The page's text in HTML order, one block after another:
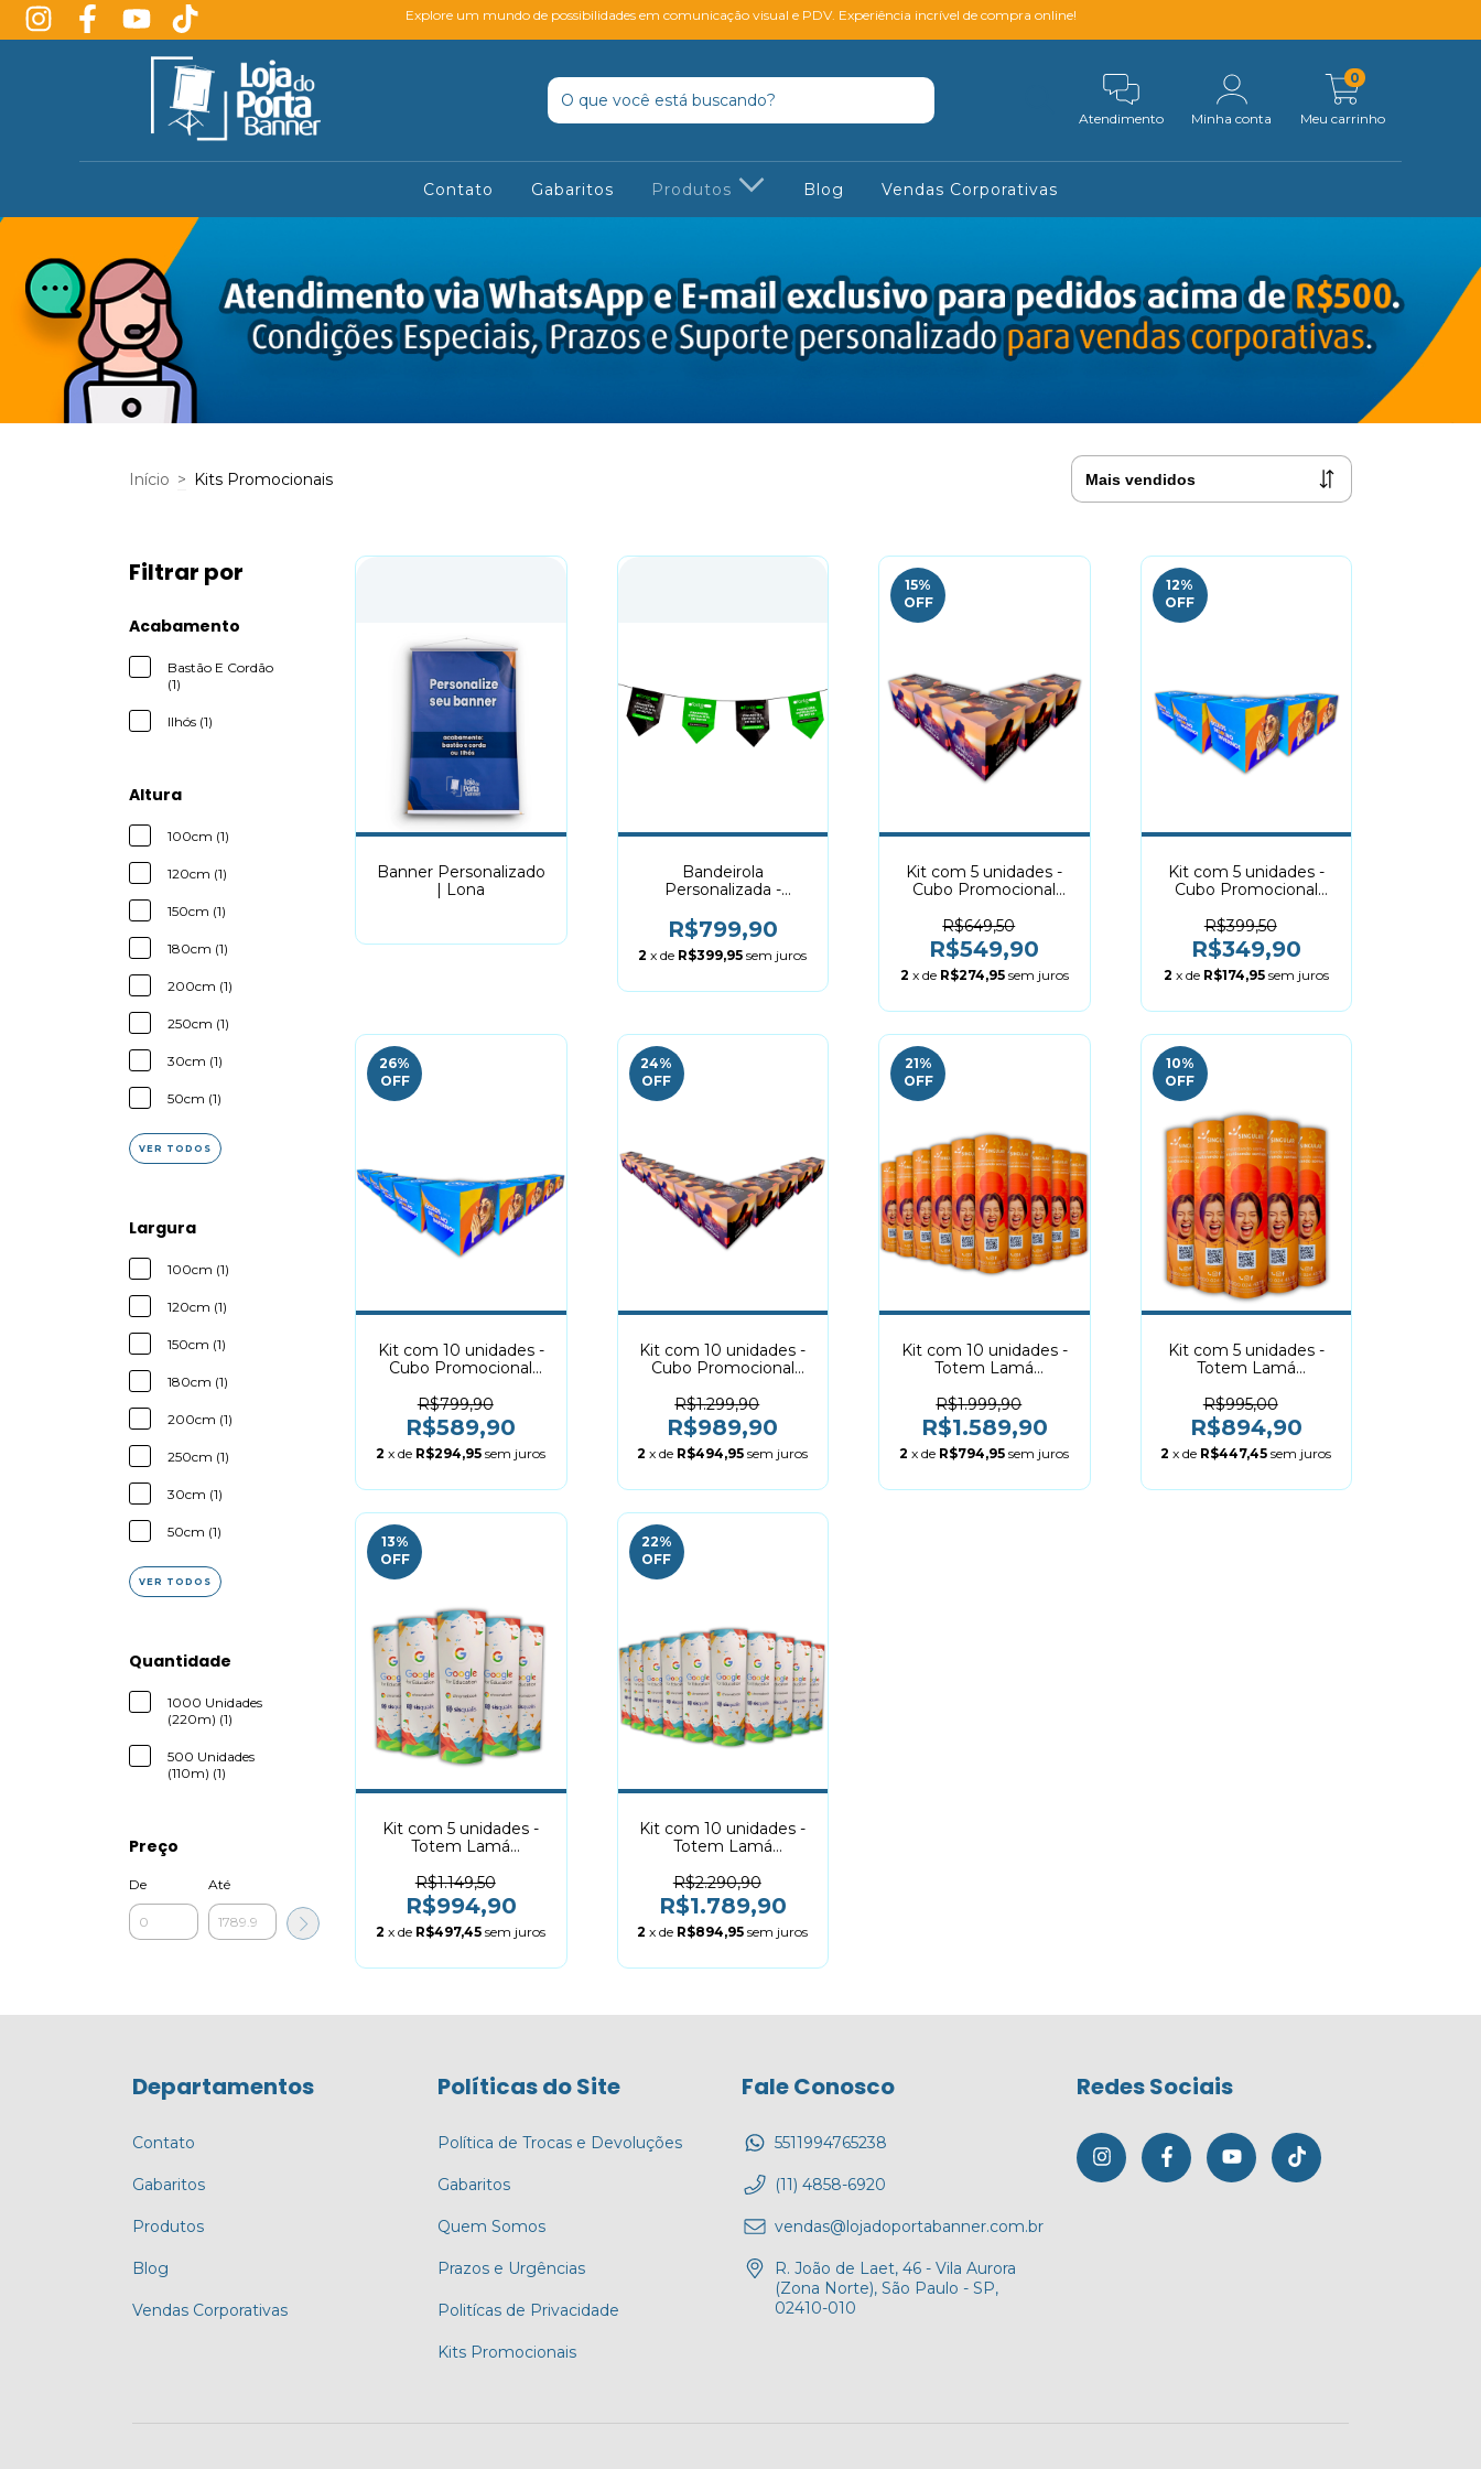
Explore um mundo de possibilidades em comunicação visual e PDV. Experiência incrível de compra online!
Atendimento Minha conta Meu carrinho
0
Contato Gabaritos Produtos Blog Vendas Corporativas
Início > Kits Promocionais
Filtrar por
Acabamento
Bastão E Cordão
(1)
Ilhós (1)
Altura
100cm (1)
120cm (1)
150cm (1)
180cm (1)
200cm (1)
250cm (1)
30cm (1)
50cm (1)
VER TODOS
Largura
100cm (1)
120cm (1)
150cm (1)
180cm (1)
200cm (1)
250cm (1)
30cm (1)
50cm (1)
VER TODOS
Quantidade
1000 Unidades
(220m) (1)
500 Unidades
(110m) (1)
Preço
De Até
Banner Personalizado
| Lona
Bandeirola
Personalizada -
Promocional
R$799,90
2 x de R$399,95 sem juros
15%
OFF
Kit com 5 unidades -
Cubo Promocional
R$649,50
R$549,90
2 x de R$274,95 sem juros
12%
OFF
Kit com 5 unidades -
Cubo Promocional
R$399,50
R$349,90
2 x de R$174,95 sem juros
26%
OFF
Kit com 10 unidades -
Cubo Promocional
R$799,90
R$589,90
2 x de R$294,95 sem juros
24%
OFF
Kit com 10 unidades -
Cubo Promocional
R$1.299,90
R$989,90
2 x de R$494,95 sem juros
21%
OFF
Kit com 10 unidades -
Totem Lamá
Dobrável
R$1.999,90
R$1.589,90
2 x de R$794,95 sem juros
10%
OFF
Kit com 5 unidades -
Totem Lamá
Dobrável
R$995,00
R$894,90
2 x de R$447,45 sem juros
13%
OFF
Kit com 5 unidades -
Totem Lamá
Dobrável
R$1.149,50
R$994,90
2 x de R$497,45 sem juros
22%
OFF
Kit com 10 unidades -
Totem Lamá
Dobrável
R$2.290,90
R$1.789,90
2 x de R$894,95 sem juros
Departamentos
Contato
Gabaritos
Produtos
Blog
Vendas Corporativas
Políticas do Site
Política de Trocas e Devoluções
Gabaritos
Quem Somos
Prazos e Urgências
Politícas de Privacidade
Kits Promocionais
Fale Conosco
5511994765238
(11) 4858-6920
vendas@lojadoportabanner.com.br
R. João de Laet, 46 - Vila Aurora
(Zona Norte), São Paulo - SP,
02410-010
Redes Sociais